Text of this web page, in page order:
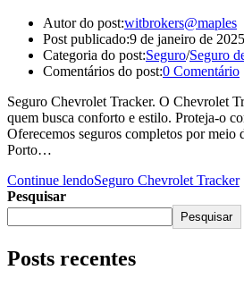
Autor do post:witbrokers@maples
Post publicado:9 de janeiro de 2025
Categoria do post:Seguro/Seguro
Comentários do post:0 Comentário
Seguro Chevrolet Tracker. O Chevrolet
quem busca conforto e estilo. Proteja-o
Oferecemos seguros completos por meio
Porto…
Continue lendoSeguro Chevrolet Tracker
Pesquisar
Pesquisar
Posts recentes